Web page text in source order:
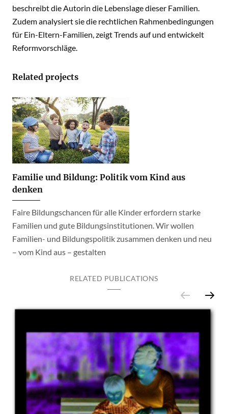
beschreibt die Autorin die Lebenslage dieser Familien.
Zudem analysiert sie die rechtlichen Rahmenbedingungen
für Ein-Eltern-Familien, zeigt Trends auf und entwickelt
Reformvorschläge.
Related projects
Familie und Bildung: Politik vom Kind aus
denken
Faire Bildungschancen für alle Kinder erfordern starke
Familien und gute Bildungsinstitutionen. Wir wollen
Familien- und Bildungspolitik zusammen denken und neu
– vom Kind aus – gestalten
RELATED PUBLICATIONS